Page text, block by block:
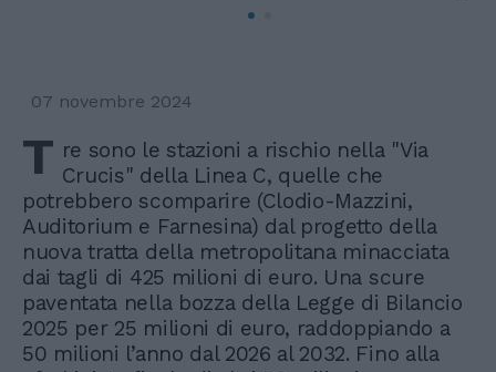
07 novembre 2024
T re sono le stazioni a rischio nella "Via
Crucis" della Linea C, quelle che
potrebbero scomparire (Clodio-Mazzini,
Auditorium e Farnesina) dal progetto della
nuova tratta della metropolitana minacciata
dai tagli di 425 milioni di euro. Una scure
paventata nella bozza della Legge di Bilancio
2025 per 25 milioni di euro, raddoppiando a
50 milioni l’anno dal 2026 al 2032. Fino alla